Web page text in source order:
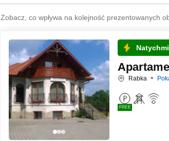
Zobacz, co wpływa na kolejność prezentowanych
Rabka
FREE